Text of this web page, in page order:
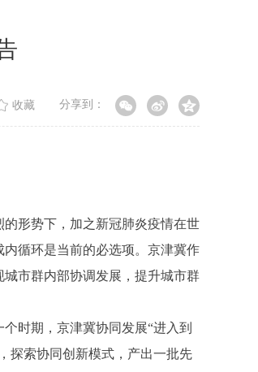
分享到：
收藏
形势下，加之新冠肺炎疫情在世
循环是当前的必选项。京津冀作
市群内部协调发展，提升城市群
时期，京津冀协同发展“进入到
探索协同创新模式，产出一批先